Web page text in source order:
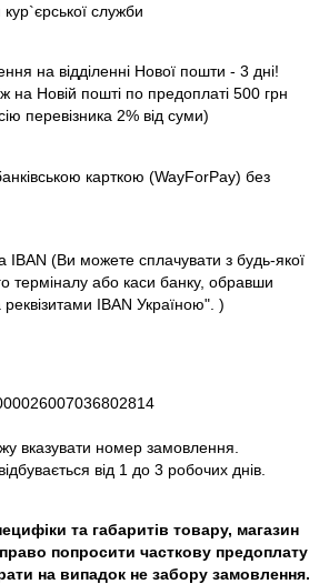
служби
на відділенні Нової пошти - 3 дні!
на Новій пошті по предоплаті 500 грн
перевізника 2% від суми)
карткою (WayForPay) без
IBAN (Ви можете сплачувати з будь-якої
терміналу або каси банку, обравши
IBAN Україною". )
вказувати номер замовлення.
від 1 до 3 робочих днів.
та габаритів товару, магазин
попросити часткову предоплату
на випадок не забору замовлення.